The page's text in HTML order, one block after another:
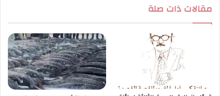
مقالات ذات صلة